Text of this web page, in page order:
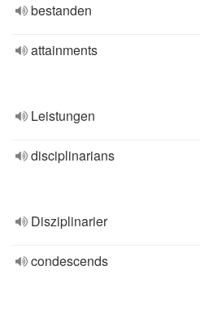
bestanden
attainments
Leistungen
disciplinarians
Disziplinarier
condescends